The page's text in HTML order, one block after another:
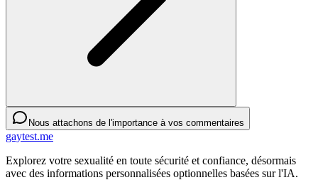
Nous attachons de l'importance à vos commentaires
gaytest.me
Explorez votre sexualité en toute sécurité et confiance, désormais
avec des informations personnalisées optionnelles basées sur l'IA.